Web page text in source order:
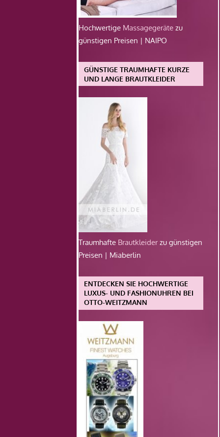
Hochwertige Massagegeräte zu
günstigen Preisen | NAIPO
GÜNSTIGE TRAUMHAFTE KURZE
UND LANGE BRAUTKLEIDER
Traumhafte Brautkleiderzu günstigen
Preisen | Miaberlin
ENTDECKEN SIE HOCHWERTIGE
LUXUS- UND FASHIONUHREN BEI
OTTO-WEITZMANN